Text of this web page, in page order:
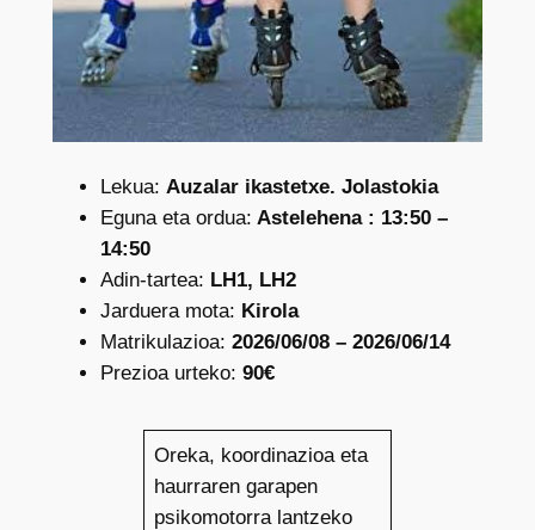
Lekua: Auzalar ikastetxe. Jolastokia
Eguna eta ordua: Astelehena : 13:50 –
14:50
Adin-tartea: LH1, LH2
Jarduera mota: Kirola
Matrikulazioa: 2026/06/08 – 2026/06/14
Prezioa urteko: 90€
Oreka, koordinazioa eta
haurraren garapen
psikomotorra lantzeko